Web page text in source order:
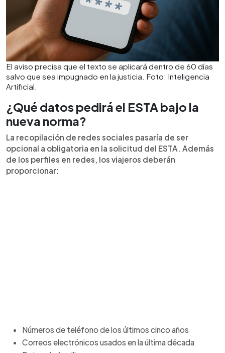
El aviso precisa que el texto se aplicará dentro de 60 días
salvo que sea impugnado en la justicia. Foto: Inteligencia
Artificial.
¿Qué datos pedirá el ESTA bajo la
nueva norma?
La recopilación de redes sociales pasaría de ser
opcional a obligatoria en la solicitud del ESTA. Además
de los perfiles en redes, los viajeros deberán
proporcionar:
Números de teléfono de los últimos cinco años
Correos electrónicos usados en la última década